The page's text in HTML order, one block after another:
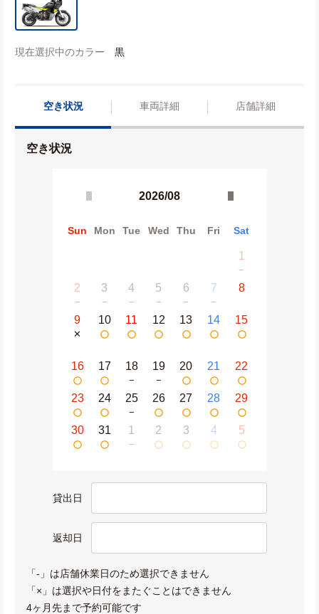
現在選択中のカラー 黒
空き状況 車両詳細 店舗詳細
空き状況
2026/08
Sun Mon Tue Wed Thu Fri Sat
1
−
2
−
3
−
4
−
5
−
6
−
7
−
8
9
✕
10 11 12 13 14 15
16 17 18
−
19
−
20 21 22
23 24 25
−
26 27 28 29
30 31 1
−
2 3 4 5
貸出日
返却日
「-」は店舗休業日のため選択できません
「×」は選択や日付をまたぐことはできません
4ヶ月先まで予約可能です